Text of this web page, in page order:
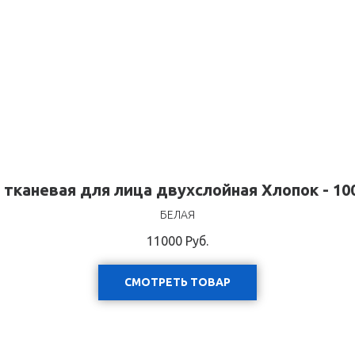
для лица двухслойная Хлопок -
БЕЛАЯ
11000 Руб.
СМОТРЕТЬ ТОВАР